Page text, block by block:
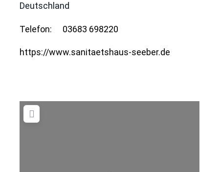
Deutschland
Telefon: 03683 698220
https://www.sanitaetshaus-seeber.de